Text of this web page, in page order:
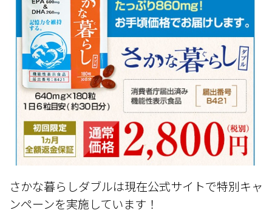
さかな暮らしダブルは現在公式サイトで特別キャ
ンペーンを実施しています！